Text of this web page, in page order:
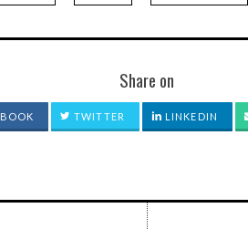
Share on
TWITTER LINKEDIN